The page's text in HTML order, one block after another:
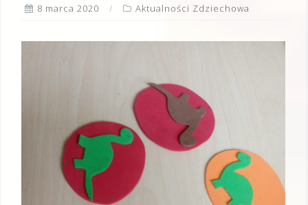
8 marca 2020 Aktualności Zdziechowa